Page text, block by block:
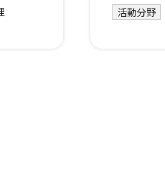
活動分野